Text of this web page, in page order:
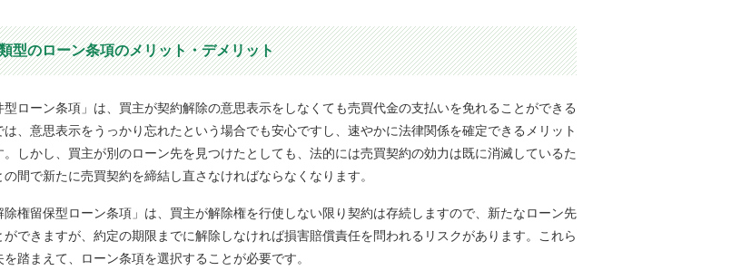
型のローン条項のメリット・デメリット
型ローン条項」は、買主が契約解除の意思表示をしなくても売買代金の支払いを免れることができる
は、意思表示をうっかり忘れたという場合でも安心ですし、速やかに法律関係を確定できるメリット
。しかし、買主が別のローン先を見つけたとしても、法的には売買契約の効力は既に消滅しているた
間で新たに売買契約を締結し直さなければならなくなります。
除権留保型ローン条項」は、買主が解除権を行使しない限り契約は存続しますので、新たなローン先
ができますが、約定の期限までに解除しなければ損害賠償責任を問われるリスクがあります。これら
踏まえて、ローン条項を選択することが必要です。